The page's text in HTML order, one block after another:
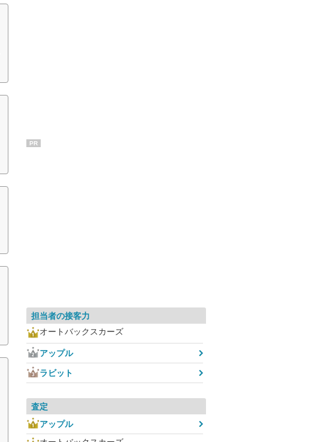
PR
担当者の接客力
オートバックスカーズ
アップル
ラビット
査定
アップル